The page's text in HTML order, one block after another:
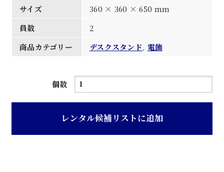
サイズ
360 × 360 × 650 mm
員数
2
商品カテゴリー
デスクスタンド, 電飾
個数
シ
ド
レンタル候補リストに追加